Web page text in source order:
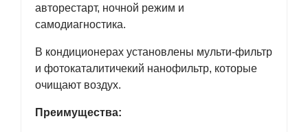
авторестарт, ночной режим и
самодиагностика.
В кондиционерах установлены мульти-фильтр
и фотокаталитичекий нанофильтр, которые
очищают воздух.
Преимущества: